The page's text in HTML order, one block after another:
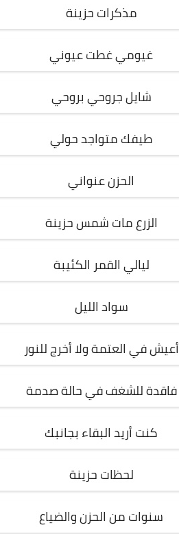
مذكرات حزينة
غيومي غطت عيوني
شايل جروحي بروحي
طيفك متواجد حولي
الحزن عنواني
الزرع مات شمس حزينة
ليالي القمر الكئيبة
سواد الليل
أعيش في العتمة ولا أخرج للنور
فاقدة للشغف في حالة صدمة
كنت أريد البقاء بجانبك
لحظات حزينة
سنوات من الحزن والضياع